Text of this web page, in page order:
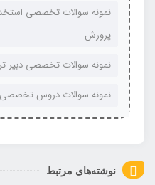
نمونه سوالات تخصصی
پرورش
نمونه سوالات تخصصی دبیر
نمونه سوالات دروس تخصصی
نوشته‌های مرتبط